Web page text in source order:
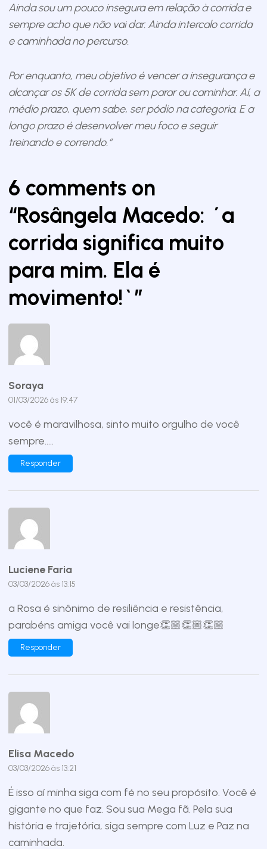
Ainda sou um pouco insegura em relação à corrida e
sempre acho que não vai dar. Ainda intercalo corrida
e caminhada no percurso.
Por enquanto, meu objetivo é vencer a insegurança e
alcançar os 5K de corrida sem parar ou caminhar. Aí, a
médio prazo, quem sabe, ser pódio na categoria. E a
longo prazo é desenvolver meu foco e seguir
treinando e correndo.“
6 comments on
“Rosângela Macedo: ´a
corrida significa muito
para mim. Ela é
movimento!`”
Soraya
01/03/2026 às 19:47
você é maravilhosa, sinto muito orgulho de você
sempre…..
Responder
Luciene Faria
03/03/2026 às 13:15
a Rosa é sinônimo de resiliência e resistência,
parabéns amiga você vai longe👏🏼👏🏼👏🏼
Responder
Elisa Macedo
03/03/2026 às 13:21
É isso aí minha siga com fé no seu propósito. Você é
gigante no que faz. Sou sua Mega fã. Pela sua
história e trajetória, siga sempre com Luz e Paz na
caminhada.